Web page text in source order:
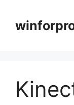
springen